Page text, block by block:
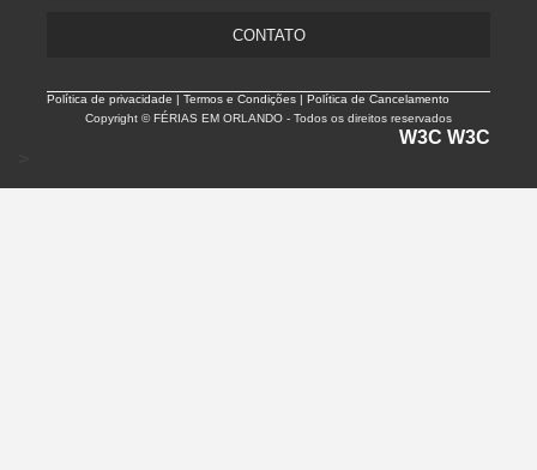
CONTATO
Política de privacidade |Termos e Condições | Política de Cancelamento
Copyright © FÉRIAS EM ORLANDO - Todos os direitos reservados
W3C W3C